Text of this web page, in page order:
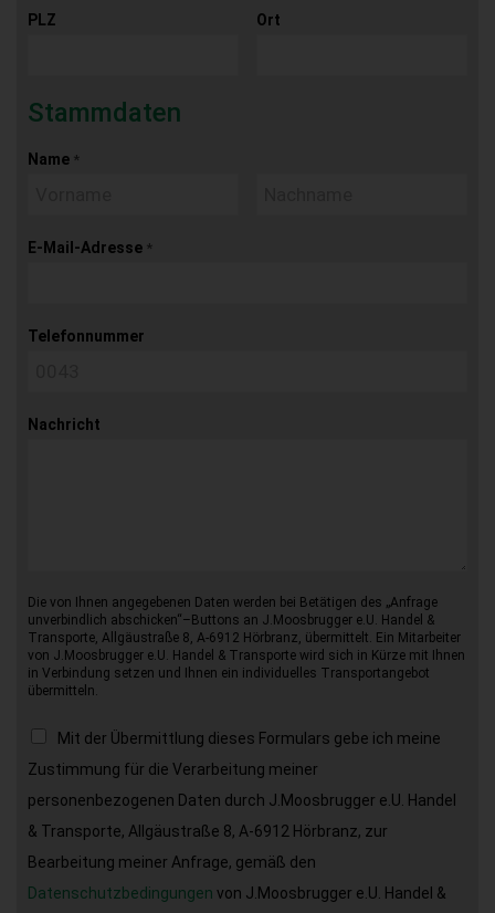
PLZ Ort
Stammdaten
Name *
E-Mail-Adresse *
Telefonnummer
Nachricht
Die von Ihnen angegebenen Daten werden bei Betätigen des „Anfrage
unverbindlich abschicken“–Buttons an J.Moosbrugger e.U. Handel &
Transporte, Allgäustraße 8, A-6912 Hörbranz, übermittelt. Ein Mitarbeiter
von J.Moosbrugger e.U. Handel & Transporte wird sich in Kürze mit Ihnen
in Verbindung setzen und Ihnen ein individuelles Transportangebot
übermitteln.
Mit der Übermittlung dieses Formulars gebe ich meine
Zustimmung für die Verarbeitung meiner
personenbezogenen Daten durch J.Moosbrugger e.U. Handel
& Transporte, Allgäustraße 8, A-6912 Hörbranz, zur
Bearbeitung meiner Anfrage, gemäß den
Datenschutzbedingungen von J.Moosbrugger e.U. Handel &